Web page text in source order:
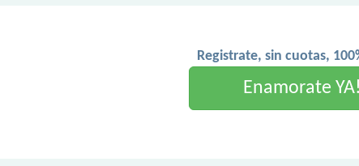
Registrate, sin cuotas,
Enamorate YA!